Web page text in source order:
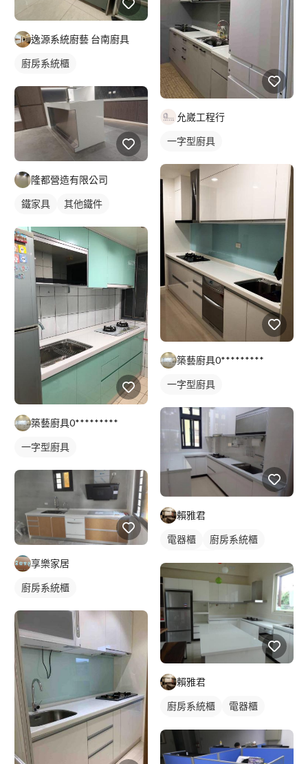
逸源系統廚藝 台南廚具
廚房系統櫃
隆都營造有限公司
鐵家具 其他鐵件
築藝廚具0*********
一字型廚具
享樂家居
廚房系統櫃
允崴工程行
一字型廚具
築藝廚具0*********
一字型廚具
賴雅君
電器櫃
廚房系統櫃
賴雅君
廚房系統櫃
電器櫃